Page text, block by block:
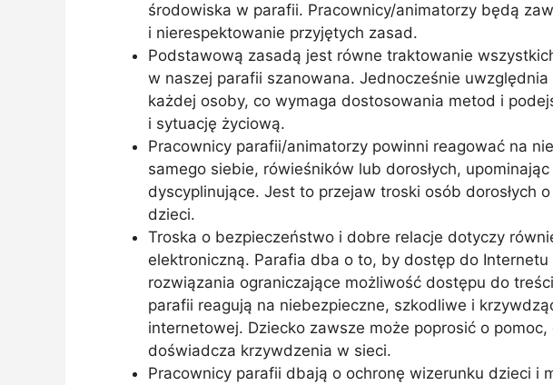
środowiska w parafii. Pracownicy/animatorzy będą
i nierespektowanie przyjętych zasad.
Podstawową zasadą jest równe traktowanie
w naszej parafii szanowana. Jednocześnie
każdej osoby, co wymaga dostosowania metod i
i sytuację życiową.
Pracownicy parafii/animatorzy powinni reagować na
samego siebie, rówieśników lub dorosłych,
dyscyplinujące. Jest to przejaw troski osób dorosłych
dzieci.
Troska o bezpieczeństwo i dobre relacje dotyczy
elektroniczną. Parafia dba o to, by dostęp do Internetu
rozwiązania ograniczające możliwość dostępu do
parafii reagują na niebezpieczne, szkodliwe i
internetowej. Dziecko zawsze może poprosić o
doświadcza krzywdzenia w sieci.
Pracownicy parafii dbają o ochronę wizerunku dzieci i